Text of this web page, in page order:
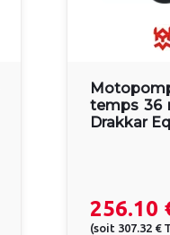
temps 36
Drakkar
256.10
(soit 307.32 €